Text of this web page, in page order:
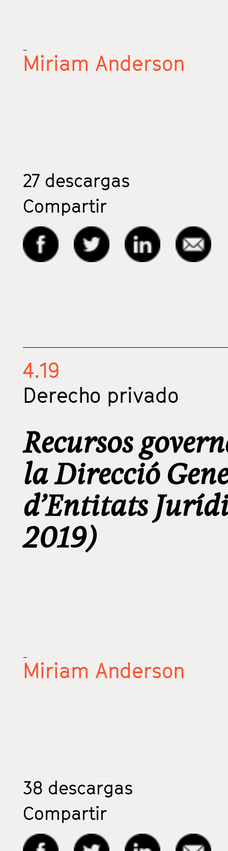
_
Miriam Anderson
27 descargas
Compartir
4.19
Derecho privado
Recursos
la Direcció
d’Entitats
2019)
_
Miriam Anderson
38 descargas
Compartir